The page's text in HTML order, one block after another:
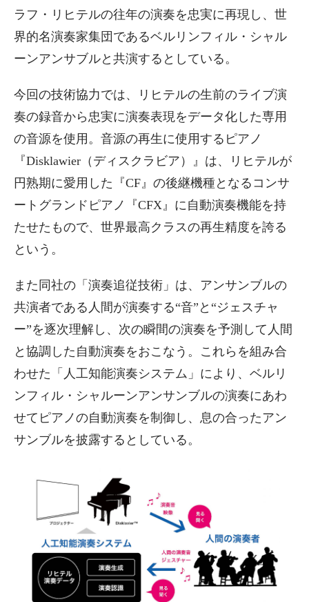
ラフ・リヒテルの往年の演奏を忠実に再現し、世
界的名演奏家集団であるベルリンフィル・シャル
ーンアンサブルと共演するとしている。
今回の技術協力では、リヒテルの生前のライブ演
奏の録音から忠実に演奏表現をデータ化した専用
の音源を使用。音源の再生に使用するピアノ
『Disklawier（ディスクラビア）』は、リヒテルが
円熟期に愛用した『CF』の後継機種となるコンサ
ートグランドピアノ『CFX』に自動演奏機能を持
たせたもので、世界最高クラスの再生精度を誇る
という。
また同社の「演奏追従技術」は、アンサンブルの
共演者である人間が演奏する“音”と“ジェスチャ
ー”を逐次理解し、次の瞬間の演奏を予測して人間
と協調した自動演奏をおこなう。これらを組み合
わせた「人工知能演奏システム」により、ベルリ
ンフィル・シャルーンアンサンブルの演奏にあわ
せてピアノの自動演奏を制御し、息の合ったアン
サンブルを披露するとしている。